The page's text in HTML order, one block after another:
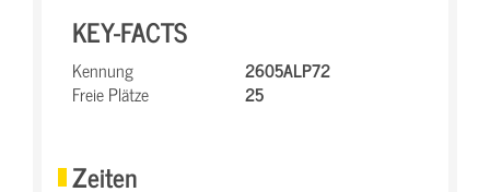
KEY-FACTS
Kennung
2605ALP72
Freie Plätze
25
Zeiten